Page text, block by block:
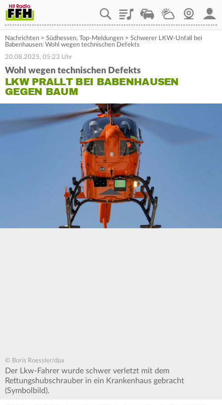
PlaylistStaupilotWetterWebcam
Nachrichten > Südhessen, Top-Meldungen > Schwerer LKW-Unfall bei
Babenhausen: Wohl wegen technischen Defekts
20.08.2025, 05:23 Uhr
Wohl wegen technischen Defekts
LKW PRALLT BEI BABENHAUSEN
GEGEN BAUM
© Boris Roessler/dpa
Der Lkw-Fahrer wurde schwer verletzt mit dem
Rettungshubschrauber in ein Krankenhaus gebracht
(Symbolbild).